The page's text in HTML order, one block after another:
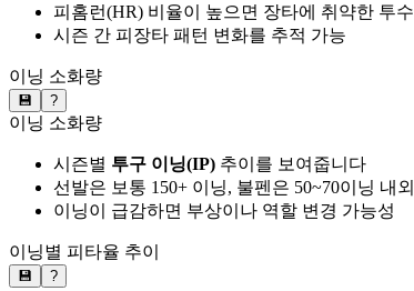
피홈런(HR) 비율이 높으면 장타에 취약한 투수
시즌 간 피장타 패턴 변화를 추적 가능
이닝 소화량
💾 ?
이닝 소화량
시즌별 투구 이닝(IP) 추이를 보여줍니다
선발은 보통 150+ 이닝, 불펜은 50~70이닝 내외
이닝이 급감하면 부상이나 역할 변경 가능성
이닝별 피타율 추이
💾 ?